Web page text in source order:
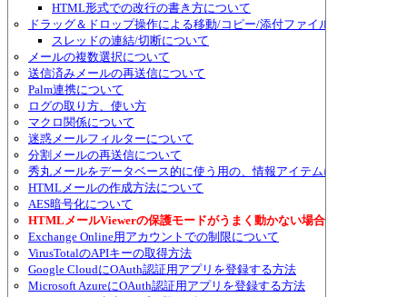
HTML形式での改行の書き方について
ドラッグ＆ドロップ操作による移動/コピー/添付ファイルの追加/スレ
スレッドの連結/切断について
メールの複数選択について
送信済みメールの再送信について
Palm連携について
ログの取り方、使い方
マクロ関係について
迷惑メールフィルターについて
分割メールの再送信について
秀丸メールをデータベース的に使う用の、情報アイテムについて
HTMLメールの作成方法について
AES暗号化について
HTMLメールViewerの保護モードがうまく動かない場合
Exchange Online用アカウントでの制限について
VirusTotalのAPIキーの取得方法
Google CloudにOAuth認証用アプリを登録する方法
Microsoft AzureにOAuth認証用アプリを登録する方法